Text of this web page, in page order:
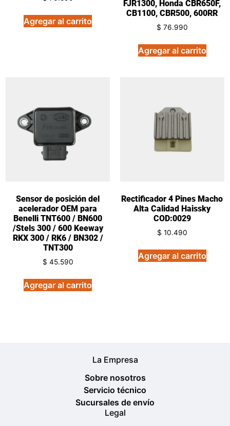
Agregar al carrito
FJR1300, Honda CBR650F,
CB1100, CBR500, 600RR
$ 76.990
Agregar al carrito
Sensor de posición del
acelerador OEM para
Benelli TNT600 / BN600
/Stels 300 / 600 Keeway
RKX 300 / RK6 / BN302 /
TNT300
$ 45.590
Agregar al carrito
Rectificador 4 Pines Macho
Alta Calidad Haissky
COD:0029
$ 10.490
Agregar al carrito
La Empresa
Sobre nosotros
Servicio técnico
Sucursales de envío
Legal